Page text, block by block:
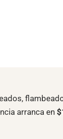
arranca en